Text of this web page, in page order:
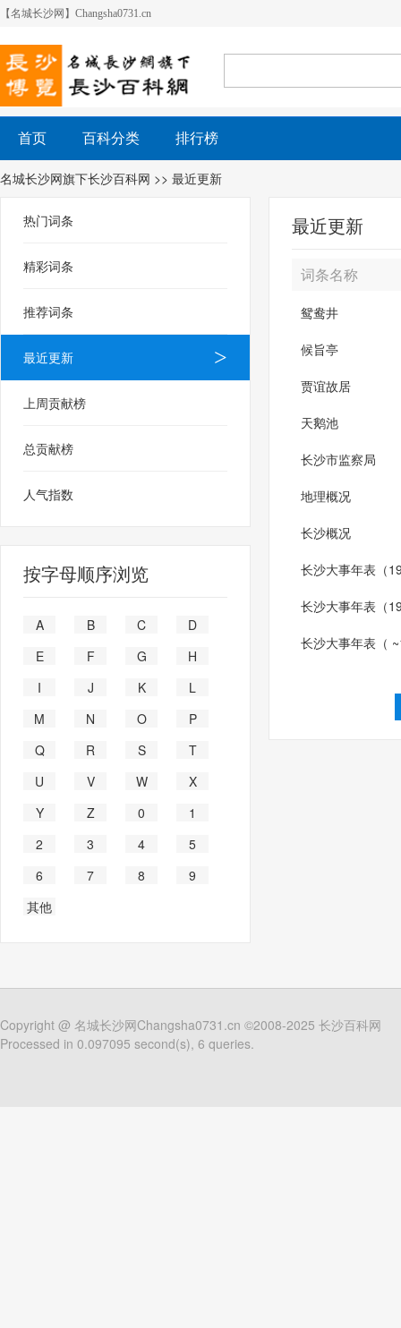
【名城长沙网】Changsha0731.cn
首页 百科分类 排行榜
名城长沙网旗下长沙百科网 >> 最近更新
最近更新
词条名称
鸳鸯井
候旨亭
贾谊故居
天鹅池
长沙市监察局
地理概况
长沙概况
长沙大事年表（
长沙大事年表（
长沙大事年表（
热门词条
精彩词条
推荐词条
最近更新
上周贡献榜
总贡献榜
人气指数
按字母顺序浏览
A B C
D
E
F G
H
I
J K
L
M
N O
P
Q
R S
T
U
V W
X
Y
Z 0
1
2
3 4
5
6
7 8
9
其他
Copyright @ 名城长沙网Changsha0731.cn ©2008-2025 长沙百科网
Processed in 0.097095 second(s), 6 queries.